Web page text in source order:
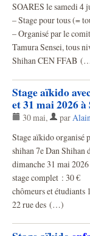
SOARES le samedi 4
– Stage pour tous (=
– Organisé par le
Tamura Sensei, tous
Shihan CEN FFAB
Stage aïkido
et 31 mai 2026
30 mai, par
Stage aïkido organisé
shihan 7e Dan Shihan
dimanche 31 mai
stage complet : 30 €
chômeurs et
22 rue des (…)